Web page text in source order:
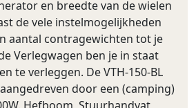
en breedte van de wielen
de vele instelmogelijkheden
aantal contragewichten tot je
Verlegwagen ben je in staat
te verleggen. De VTH-150-BL
door een (camping)
Hefboom, Stuurhandvat,